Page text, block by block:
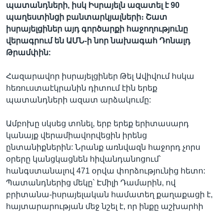
պատանդների, իսկ Իսրայելն ազատել է 90
պաղեստինցի բանտարկյալների։ Շատ
իսրայելցիներ այդ գործարքի հաջողությունը
վերագրում են ԱՄՆ-ի նոր նախագահ Դոնալդ
Թրամփին:
Հազարավոր իսրայելցիներ Թել Ավիվում հսկա
հեռուստաէկրանին դիտում էին երեք
պատանդների ազատ արձակումը:
Ամբոխը սկսեց տոնել, երբ երեք երիտասարդ
կանայք վերամիավորվեցին իրենց
ընտանիքներին: Նրանք առնվազն հաջորդ չորս
օրերը կանցկացնեն հիվանդանոցում՝
հանգստանալով 471 օրվա փորձությունից հետո:
Պատանդներից մեկը՝ Էմիլի Դամարին, ով
բրիտանա-իսրայելական համատեղ քաղաքացի է,
հայտարարության մեջ նշել է, որ ինքը աշխարհի